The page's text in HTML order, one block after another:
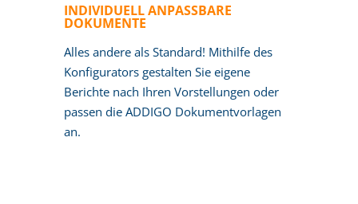
INDIVIDUELL ANPASSBARE
DOKUMENTE
Alles andere als Standard! Mithilfe des
Konfigurators gestalten Sie eigene
Berichte nach Ihren Vorstellungen oder
passen die ADDIGO Dokumentvorlagen
an.